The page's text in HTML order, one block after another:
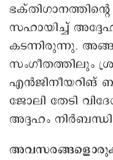
സഹായിച്ച്
കടന്നിരുന്നു.
സംഗീതത്തിലും
എന്‍ജിനീയറിങ്
ജോലി തേടി
അദ്ദഹം